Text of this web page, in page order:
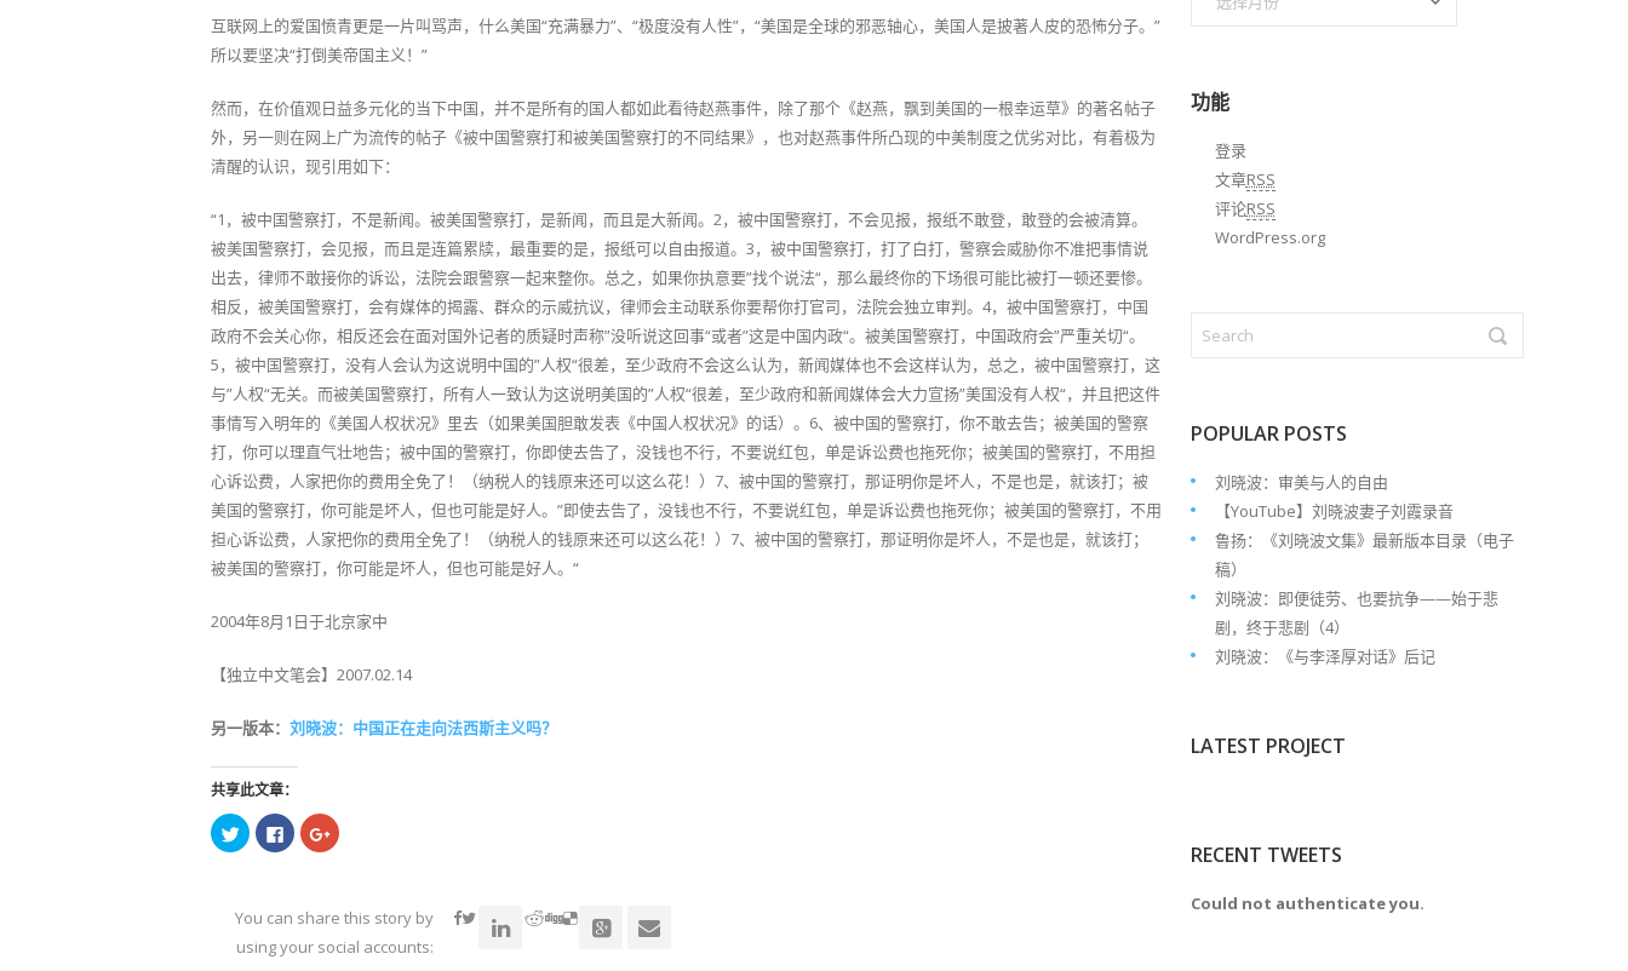
互联网上的爱国愤青更是一片叫骂声，什么美国“充满暴力”、“极度没有人性”，“美国是全球的邪恶轴心，美国人是披著人皮的恐怖分子。”
所以要坚决“打倒美帝国主义！”
然而，在价值观日益多元化的当下中国，并不是所有的国人都如此看待赵燕事件，除了那个《赵燕，飘到美国的一根幸运草》的著名帖子
外，另一则在网上广为流传的帖子《被中国警察打和被美国警察打的不同结果》，也对赵燕事件所凸现的中美制度之优劣对比，有着极为
清醒的认识，现引用如下：
“1，被中国警察打，不是新闻。被美国警察打，是新闻，而且是大新闻。2，被中国警察打，不会见报，报纸不敢登，敢登的会被清算。
被美国警察打，会见报，而且是连篇累牍，最重要的是，报纸可以自由报道。3，被中国警察打，打了白打，警察会威胁你不准把事情说
出去，律师不敢接你的诉讼，法院会跟警察一起来整你。总之，如果你执意要”找个说法“，那么最终你的下场很可能比被打一顿还要惨。
相反，被美国警察打，会有媒体的揭露、群众的示威抗议，律师会主动联系你要帮你打官司，法院会独立审判。4，被中国警察打，中国
政府不会关心你，相反还会在面对国外记者的质疑时声称”没听说这回事“或者”这是中国内政“。被美国警察打，中国政府会”严重关切“。
5，被中国警察打，没有人会认为这说明中国的”人权“很差，至少政府不会这么认为，新闻媒体也不会这样认为，总之，被中国警察打，这
与”人权“无关。而被美国警察打，所有人一致认为这说明美国的”人权“很差，至少政府和新闻媒体会大力宣扬”美国没有人权“，并且把这件
事情写入明年的《美国人权状况》里去（如果美国胆敢发表《中国人权状况》的话）。6、被中国的警察打，你不敢去告；被美国的警察
打，你可以理直气壮地告；被中国的警察打，你即使去告了，没钱也不行，不要说红包，单是诉讼费也拖死你；被美国的警察打，不用担
心诉讼费，人家把你的费用全免了！（纳税人的钱原来还可以这么花！）7、被中国的警察打，那证明你是坏人，不是也是，就该打；被
美国的警察打，你可能是坏人，但也可能是好人。”即使去告了，没钱也不行，不要说红包，单是诉讼费也拖死你；被美国的警察打，不用
担心诉讼费，人家把你的费用全免了！（纳税人的钱原来还可以这么花！）7、被中国的警察打，那证明你是坏人，不是也是，就该打；
被美国的警察打，你可能是坏人，但也可能是好人。“
2004年8月1日于北京家中
【独立中文笔会】2007.02.14
另一版本： 刘晓波：中国正在走向法西斯主义吗？
共享此文章：
点
击
共
享
（在
新
点
击
共
享
（在
新
点
击
共
享
（在
新
You can share this story by
using your social accounts:
功能
登录
文章RSS
评论RSS
WordPress.org
POPULAR POSTS
刘晓波：审美与人的自由
【YouTube】刘晓波妻子刘霞录音
鲁扬：《刘晓波文集》最新版本目录（电子
稿）
刘晓波：即便徒劳、也要抗争——始于悲
剧，终于悲剧（4）
刘晓波：《与李泽厚对话》后记
LATEST PROJECT
RECENT TWEETS
Could not authenticate you.